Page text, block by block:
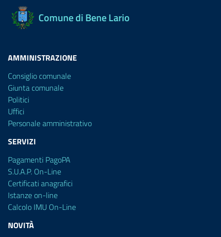
Comune di Bene Lario
AMMINISTRAZIONE
Consiglio comunale
Giunta comunale
Politici
Uffici
Personale amministrativo
SERVIZI
Pagamenti PagoPA
S.U.A.P. On-Line
Certificati anagrafici
Istanze on-line
Calcolo IMU On-Line
NOVITÀ